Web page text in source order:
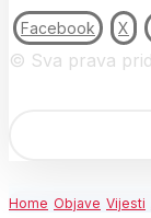
Facebook X
© Sva prava
Home Objave Vijesti